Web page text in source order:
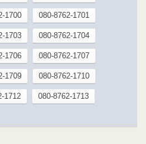
1700 080-8762-1701
1703 080-8762-1704
1706 080-8762-1707
1709 080-8762-1710
1712 080-8762-1713